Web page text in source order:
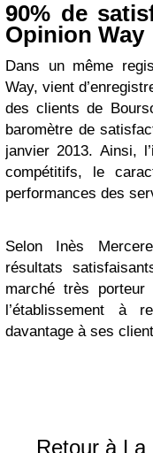
90% de
Opinion Way
Dans un même
Way, vient
des clients de
baromètre de
janvier 2013. Ainsi,
compétitifs, le
performances des
Selon Inès
résultats
marché très
l’établissement à
davantage à ses
Retour à La